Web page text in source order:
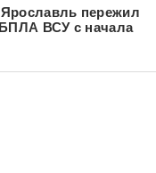
пережил
ВСУ с начала